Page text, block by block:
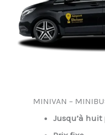
MINIVAN –
Jusqu’à huit